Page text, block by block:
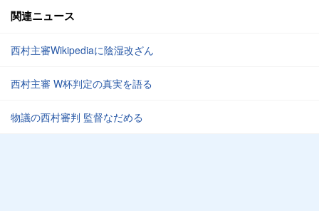
関連ニュース
西村主審Wikipediaに陰湿改ざん
西村主審 W杯判定の真実を語る
物議の西村審判 監督なだめる